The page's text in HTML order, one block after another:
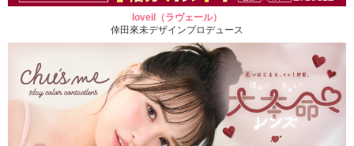
loveil（ラヴェール）
倖田來未デザインプロデュース